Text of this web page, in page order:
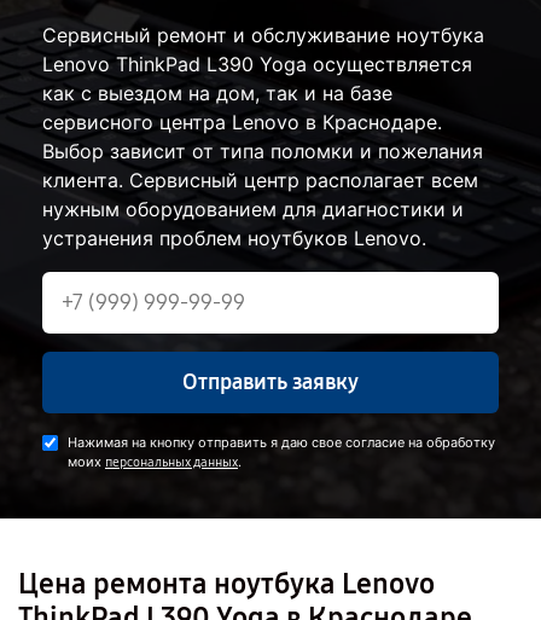
Сервисный ремонт и обслуживание ноутбука
Lenovo ThinkPad L390 Yoga осуществляется
как с выездом на дом, так и на базе
сервисного центра Lenovo в Краснодаре.
Выбор зависит от типа поломки и пожелания
клиента. Сервисный центр располагает всем
нужным оборудованием для диагностики и
устранения проблем ноутбуков Lenovo.
Отправить заявку
Нажимая на кнопку отправить я даю свое согласие на обработку
моих персональных данных.
Цена ремонта ноутбука Lenovo